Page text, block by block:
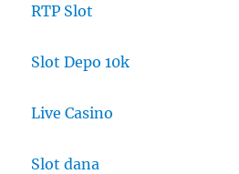
RTP Slot
Slot Depo 10k
Live Casino
Slot dana